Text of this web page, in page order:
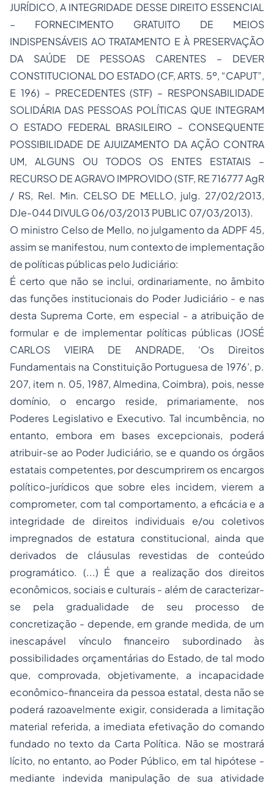
JURÍDICO, A INTEGRIDADE DESSE DIREITO ESSENCIAL
– FORNECIMENTO GRATUITO DE MEIOS
INDISPENSÁVEIS AO TRATAMENTO E À PRESERVAÇÃO
DA SAÚDE DE PESSOAS CARENTES – DEVER
CONSTITUCIONAL DO ESTADO (CF, ARTS. 5º, “CAPUT”,
E 196) – PRECEDENTES (STF) – RESPONSABILIDADE
SOLIDÁRIA DAS PESSOAS POLÍTICAS QUE INTEGRAM
O ESTADO FEDERAL BRASILEIRO – CONSEQUENTE
POSSIBILIDADE DE AJUIZAMENTO DA AÇÃO CONTRA
UM, ALGUNS OU TODOS OS ENTES ESTATAIS –
RECURSO DE AGRAVO IMPROVIDO (STF, RE 716777 AgR
/ RS, Rel. Min. CELSO DE MELLO, julg. 27/02/2013,
DJe-044 DIVULG 06/03/2013 PUBLIC 07/03/2013).
O ministro Celso de Mello, no julgamento da ADPF 45,
assim se manifestou, num contexto de implementação
de políticas públicas pelo Judiciário:
É certo que não se inclui, ordinariamente, no âmbito
das funções institucionais do Poder Judiciário - e nas
desta Suprema Corte, em especial - a atribuição de
formular e de implementar políticas públicas (JOSÉ
CARLOS VIEIRA DE ANDRADE, ‘Os Direitos
Fundamentais na Constituição Portuguesa de 1976’, p.
207, item n. 05, 1987, Almedina, Coimbra), pois, nesse
domínio, o encargo reside, primariamente, nos
Poderes Legislativo e Executivo. Tal incumbência, no
entanto, embora em bases excepcionais, poderá
atribuir-se ao Poder Judiciário, se e quando os órgãos
estatais competentes, por descumprirem os encargos
político-jurídicos que sobre eles incidem, vierem a
comprometer, com tal comportamento, a eficácia e a
integridade de direitos individuais e/ou coletivos
impregnados de estatura constitucional, ainda que
derivados de cláusulas revestidas de conteúdo
programático. (...) É que a realização dos direitos
econômicos, sociais e culturais - além de caracterizar-
se pela gradualidade de seu processo de
concretização - depende, em grande medida, de um
inescapável vínculo financeiro subordinado às
possibilidades orçamentárias do Estado, de tal modo
que, comprovada, objetivamente, a incapacidade
econômico-financeira da pessoa estatal, desta não se
poderá razoavelmente exigir, considerada a limitação
material referida, a imediata efetivação do comando
fundado no texto da Carta Política. Não se mostrará
lícito, no entanto, ao Poder Público, em tal hipótese -
mediante indevida manipulação de sua atividade